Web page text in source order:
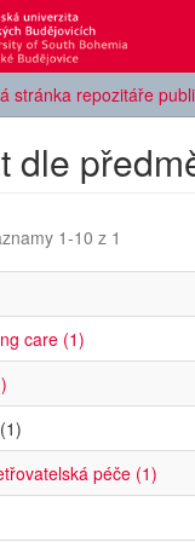
stránka repozitáře
dle
1-10 z 1
care (1)
péče (1)